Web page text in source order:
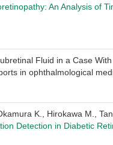
An Analysis of
Fluid in a Case
in ophthalmological
K., Hirokawa M.,
Detection in Diabetic